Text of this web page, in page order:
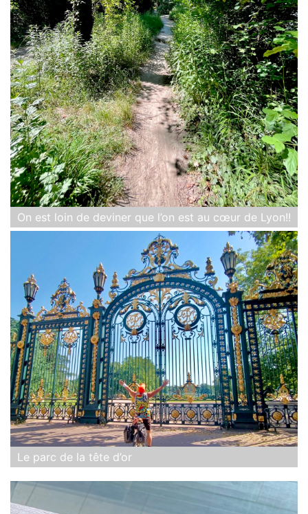
On est loin de deviner que l’on est au cœur de Lyon!!
Le parc de la tête d’or